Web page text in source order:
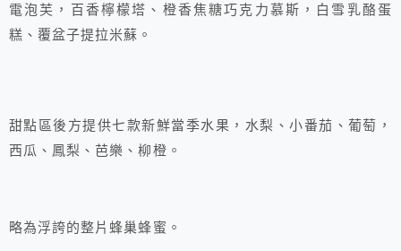
電泡芙，百香檸檬塔、橙香焦糖巧克力慕斯，白雪乳酪蛋
糕、覆盆子提拉米蘇。
甜點區後方提供七款新鮮當季水果，水梨、小番茄、葡萄，
西瓜、鳳梨、芭樂、柳橙。
略為浮誇的整片蜂巢蜂蜜。